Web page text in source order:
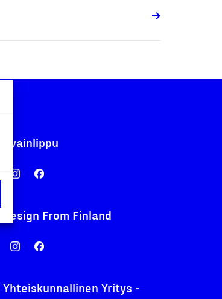
Avainlippu
Design From Finland
Yhteiskunnallinen Yritys -